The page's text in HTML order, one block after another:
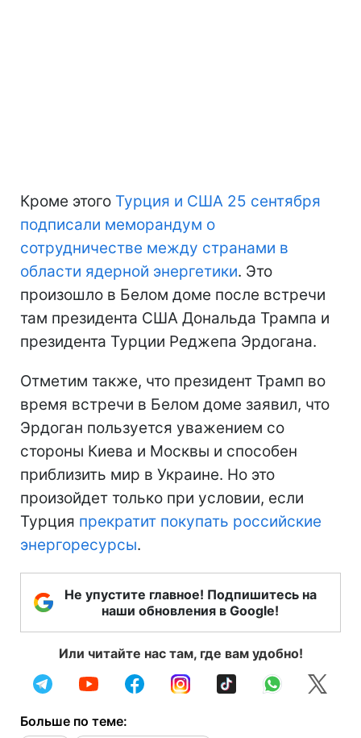
Кроме этого Турция и США 25 сентября
подписали меморандум о
сотрудничестве между странами в
области ядерной энергетики. Это
произошло в Белом доме после встречи
там президента США Дональда Трампа и
президента Турции Реджепа Эрдогана.
Отметим также, что президент Трамп во
время встречи в Белом доме заявил, что
Эрдоган пользуется уважением со
стороны Киева и Москвы и способен
приблизить мир в Украине. Но это
произойдет только при условии, если
Турция прекратит покупать российские
энергоресурсы.
Не упустите главное! Подпишитесь на
наши обновления в Google!
Или читайте нас там, где вам удобно!
Больше по теме: